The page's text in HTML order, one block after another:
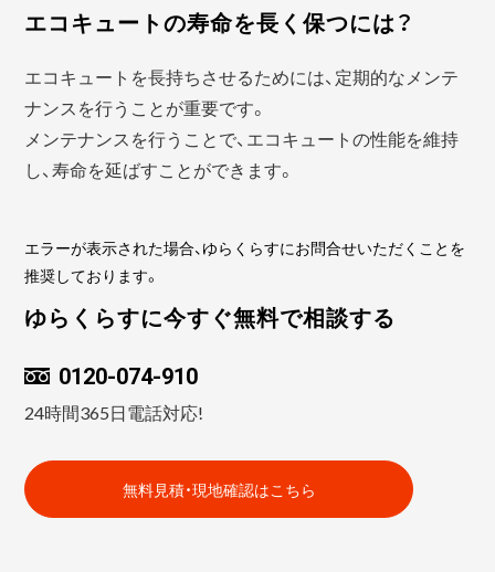
エコキュートの寿命を長く保つには？
エコキュートを長持ちさせるためには、定期的なメンテ
ナンスを行うことが重要です。
メンテナンスを行うことで、エコキュートの性能を維持
し、寿命を延ばすことができます。
エラーが表示された場合、ゆらくらすにお問合せいただくことを
推奨しております。
ゆらくらすに今すぐ無料で相談する
0120-074-910
24時間365日電話対応!
無料見積・現地確認はこちら